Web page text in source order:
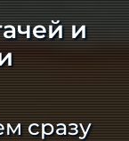
и
сразу